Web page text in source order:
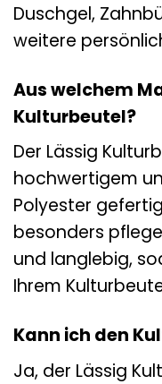
Duschgel,
weitere
Aus welchem
Kulturbeutel?
Der Lässig
hochwertigem
Polyester
besonders
und langlebig,
Ihrem
Kann ich den
Ja, der Lässig